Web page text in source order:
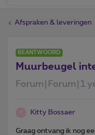
Afspraken & leveringen
BEANTWOORD
Muurbeugel
Forum|Forum|1
Kitty Bossaer
Graag ontvang ik nog